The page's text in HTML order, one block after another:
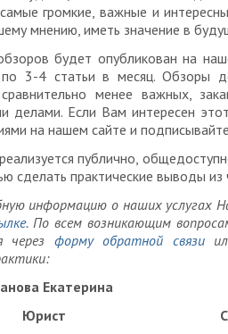
громкие, важные и
мнению, иметь значение в
будет опубликован на
3-4 статьи в месяц. Обзоры
менее важных,
делами. Если Вам интересен
на нашем сайте и
публично,
сделать практические выводы
информацию о наших услугах
. По всем возникающим
через форму обратной связи
Екатерина
Юрист